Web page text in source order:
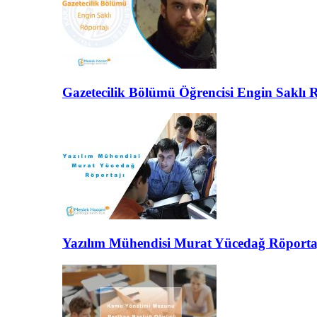
Gazetecilik Bölümü Öğrencisi Engin Saklı
Yazılım Mühendisi Murat Yücedağ